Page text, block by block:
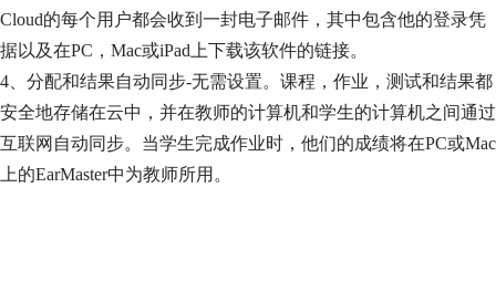
Cloud的每个用户都会收到一封电子邮件，其中包含他的登录凭
据以及在PC，Mac或iPad上下载该软件的链接。
4、分配和结果自动同步-无需设置。课程，作业，测试和结果都
安全地存储在云中，并在教师的计算机和学生的计算机之间通过
互联网自动同步。当学生完成作业时，他们的成绩将在PC或Mac
上的EarMaster中为教师所用。